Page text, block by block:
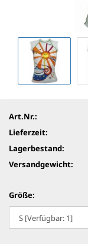
Art.Nr.:
Lieferzeit:
Lagerbestand:
Versandgewicht:
Größe: